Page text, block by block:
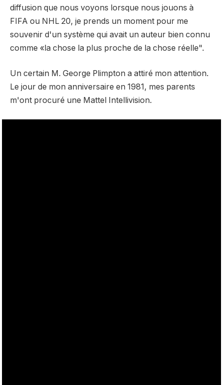
diffusion que nous voyons lorsque nous jouons à
FIFA ou NHL 20, je prends un moment pour me
souvenir d'un système qui avait un auteur bien connu
comme «la chose la plus proche de la chose réelle".
Un certain M. George Plimpton a attiré mon attention.
Le jour de mon anniversaire en 1981, mes parents
m'ont procuré une Mattel Intellivision.